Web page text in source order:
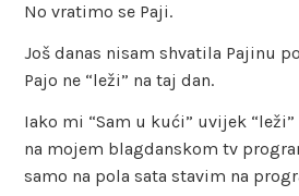
No vratimo se Paji.
Još danas nisam shvatila Pajinu
Pajo ne “leži” na taj dan.
Iako mi “Sam u kući” uvijek
na mojem blagdanskom tv
samo na pola sata stavim na